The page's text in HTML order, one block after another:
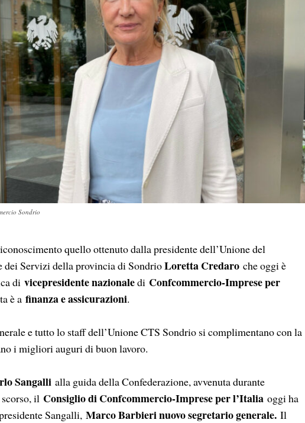
Sondrio
quello ottenuto dalla presidente dell’Unione del
dei Servizi della provincia di SondrioLoretta Credaro che oggi è
di vicepresidente nazionaledi Confcommercio-Imprese per
è a finanza e assicurazioni.
e tutto lo staff dell’Unione CTS Sondrio si complimentano con la
i migliori auguri di buon lavoro.
Sangalli alla guida della Confederazione, avvenuta durante
il Consiglio di Confcommercio-Imprese per l’Italia oggi ha
Sangalli, Marco Barbieri nuovo segretario generale. Il